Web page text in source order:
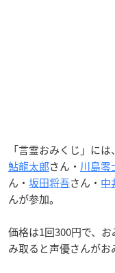
「言霊おみくじ」には、
鮎龍太郎さん・ 川島零
ん・ 坂田将吾さん・ 中
んが参加。
価格は1回300円で、
み取ると声優さんがお